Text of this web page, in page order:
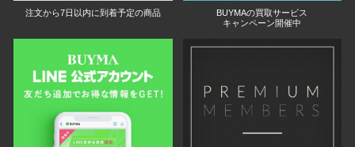
注文から7日以内に到着予定の商品
BUYMAの買取サービス
キャンペーン開催中